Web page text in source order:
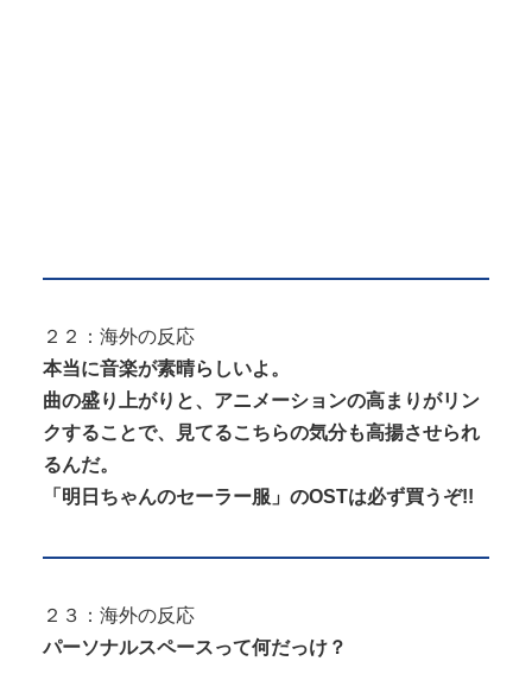
２２：海外の反応
本当に音楽が素晴らしいよ。
曲の盛り上がりと、アニメーションの高まりがリン
クすることで、見てるこちらの気分も高揚させられ
るんだ。
「明日ちゃんのセーラー服」のOSTは必ず買うぞ!!
２３：海外の反応
パーソナルスペースって何だっけ？